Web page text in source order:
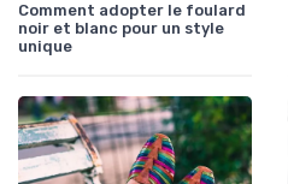
Comment adopter le foulard
noir et blanc pour un style
unique